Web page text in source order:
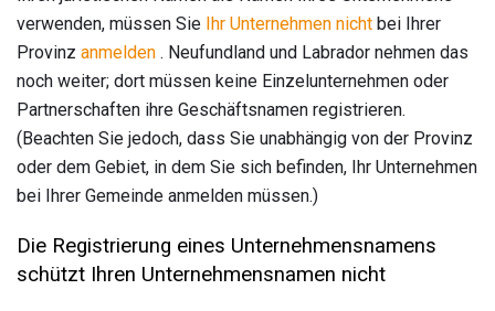
verwenden, müssen Sie Ihr Unternehmen nicht bei Ihrer
Provinz anmelden . Neufundland und Labrador nehmen das
noch weiter; dort müssen keine Einzelunternehmen oder
Partnerschaften ihre Geschäftsnamen registrieren.
(Beachten Sie jedoch, dass Sie unabhängig von der Provinz
oder dem Gebiet, in dem Sie sich befinden, Ihr Unternehmen
bei Ihrer Gemeinde anmelden müssen.)
Die Registrierung eines Unternehmensnamens
schützt Ihren Unternehmensnamen nicht